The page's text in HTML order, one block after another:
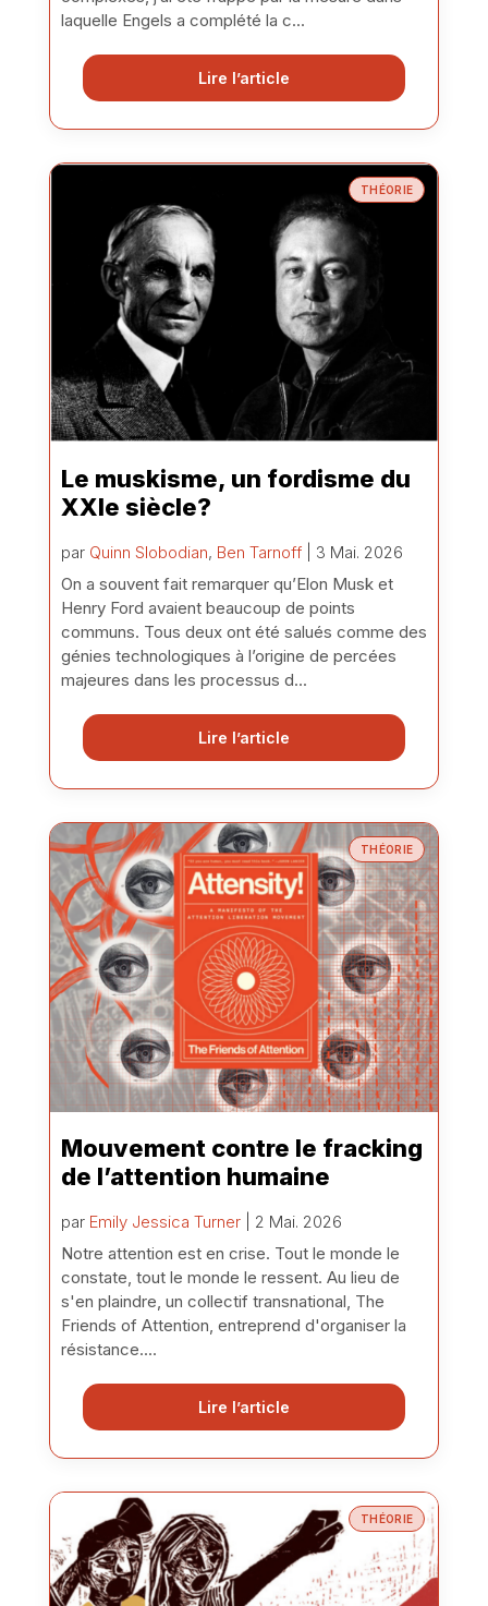
laquelle Engels a complété la c...
Lire l’article
THÉORIE
Le muskisme, un fordisme du
XXIe siècle?
par Quinn Slobodian, Ben Tarnoff| 3 Mai. 2026
On a souvent fait remarquer qu’Elon Musk et
Henry Ford avaient beaucoup de points
communs. Tous deux ont été salués comme des
génies technologiques à l’origine de percées
majeures dans les processus d...
Lire l’article
THÉORIE
Mouvement contre le fracking
de l’attention humaine
par Emily Jessica Turner| 2 Mai. 2026
Notre attention est en crise. Tout le monde le
constate, tout le monde le ressent. Au lieu de
s'en plaindre, un collectif transnational, The
Friends of Attention, entreprend d'organiser la
résistance....
Lire l’article
THÉORIE